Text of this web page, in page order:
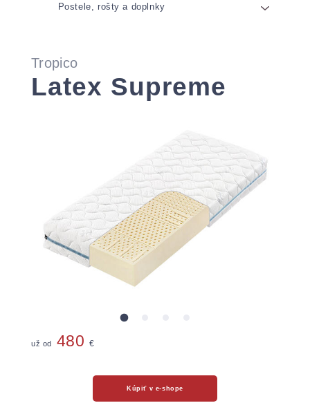
Tropico
Latex Supreme
už od 480 €
Kúpiť v e-shope
Postele, rošty a doplnky
Rošty
Pevné rošty
Prikrývky a vankúše
Chrániče